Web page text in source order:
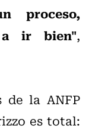
proceso,
a ir bien",
de la ANFP
es total: